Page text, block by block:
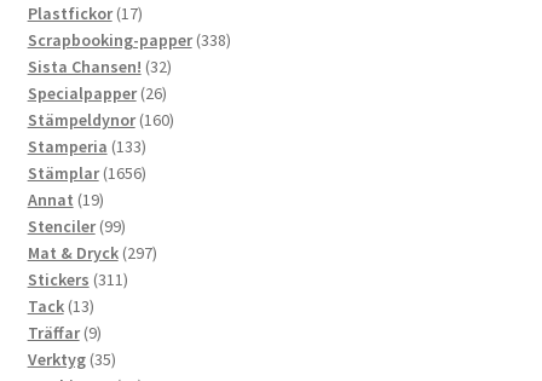
produkter
Plastfickor 1717
produkter
Scrapbooking-papper 338338
Sista Chansen! 3232
produkter
Specialpapper 2626
produkter
Stämpeldynor 160160
Stamperia 133133
produkter
Stämplar 16561656
Annat 1919
produkter
Stenciler 9999
produkter
Mat & Dryck 297297
Stickers 311311
Tack 1313
produkter
Träffar 99
produkter
Verktyg 3535